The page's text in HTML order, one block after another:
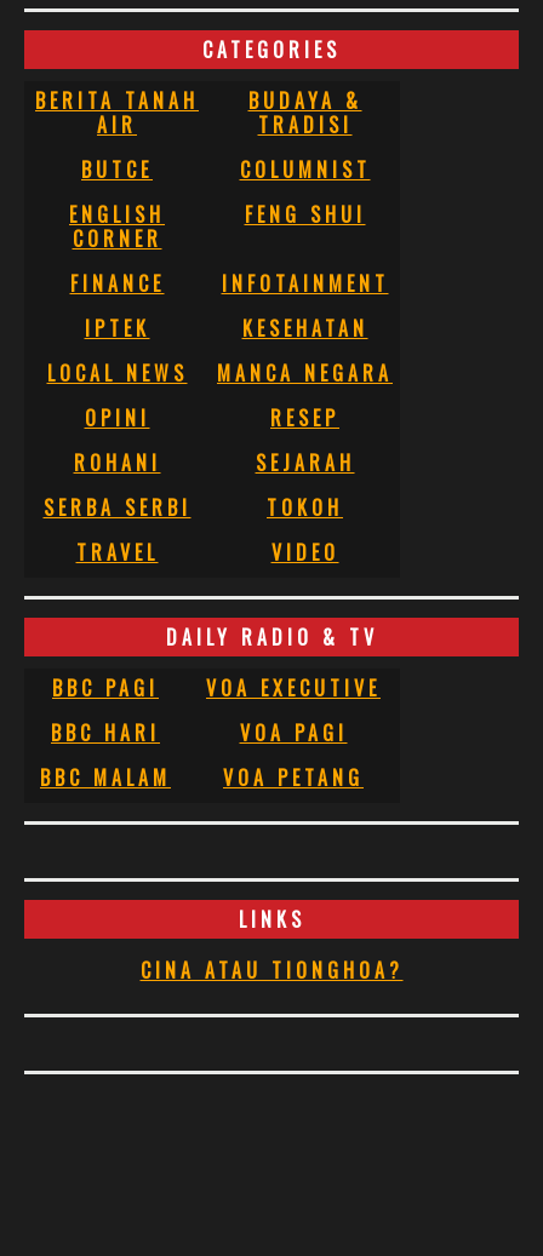
CATEGORIES
BERITA TANAH
AIR
BUDAYA &
TRADISI
BUTCE
COLUMNIST
ENGLISH
CORNER
FENG SHUI
FINANCE
INFOTAINMENT
IPTEK
KESEHATAN
LOCAL NEWS
MANCA NEGARA
OPINI
RESEP
ROHANI
SEJARAH
SERBA SERBI
TOKOH
TRAVEL
VIDEO
DAILY RADIO & TV
BBC PAGI
VOA EXECUTIVE
BBC HARI
VOA PAGI
BBC MALAM
VOA PETANG
LINKS
CINA ATAU TIONGHOA?